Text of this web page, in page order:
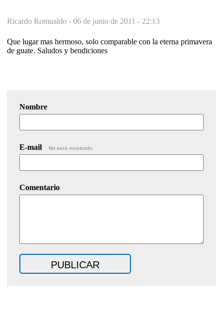
Ricardo Romualdo - 06 de junio de 2011 - 22:13
Que lugar mas hermoso, solo comparable con la eterna primavera
de guate. Saludos y bendiciones
Nombre
E-mail No será mostrado.
Comentario